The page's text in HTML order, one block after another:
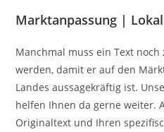
Marktanpassung |
Manchmal muss ein Text
werden, damit er auf den
Landes aussagekräftig ist.
helfen Ihnen da gerne weiter.
Originaltext und Ihren